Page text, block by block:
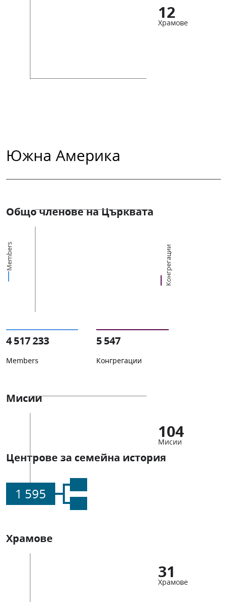
12
Храмове
Южна Америка
Общо членове на Църквата
Members Конгрегации
4 517 233
Members
5 547
Конгрегации
Мисии
104
Мисии
Центрове за семейна история
1 595
Храмове
31
Храмове